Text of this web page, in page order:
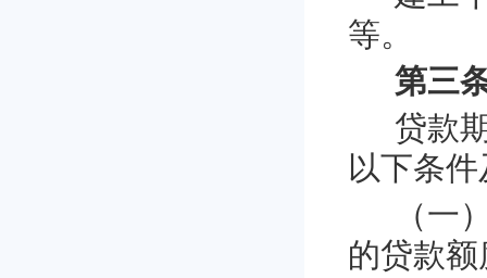
等。
第三
贷款
以下条
（一
的贷款